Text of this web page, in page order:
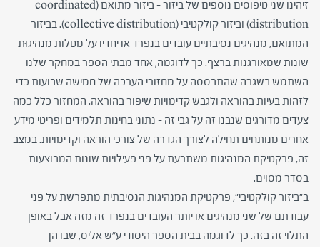
זיהינו שני טיפוסים נוספים של ביזור – ביזור מתואם (coordinated
distribution) וביזור קולקטיבי (collective distribution). בביזור
המתואם, מנהיגים נסיבתיים עובדים בנפרד או יחדיו על מטלות מנהיגוּת
שונות שמאורגנות ברצף. כך לדוגמה, אחד מבתי הספר במחקר שלנו
השתמש בשגרה שהתבססה על מחזורי הערכה של חמישה שבועות כדי
לזהות בעיות בהוראה ולגבש קדימויות שיפור בהוראה. המחזור כלל כמה
צעדים מדורגים שנבנו זה על גבי זה – נתוני בחינות תלמידים ופריטי מידע
אחרים מנותחים תחילה לצורך הגדרה של צורכי הוראה וקדימויות. במצב
זה, פרקטיקת המנהיגות משתרעת על פני פעילויות שונות המבוצעות
בסדר מסוים.
ב"ביזור קולקטיבי", פרקטיקת המנהיגות הנסיבתית מתפרשת על פני
עבודתם של שני מנהיגים או יותר העובדים בנפרד זה מזה אבל באופן
התלוי זה בזה. כך לדוגמה בבית הספר היסודי ע"ש אליס, שבו הן